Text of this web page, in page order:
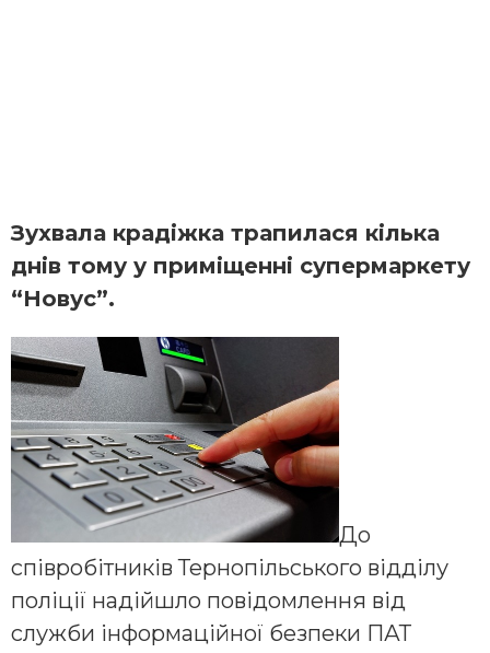
Зухвала крадіжка трапилася кілька
днів тому у приміщенні супермаркету
“Новус”.
До
співробітників Тернопільського відділу
поліції надійшло повідомлення від
служби інформаційної безпеки ПАТ